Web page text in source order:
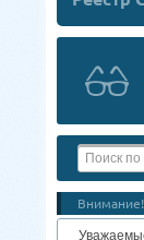
Внимание!